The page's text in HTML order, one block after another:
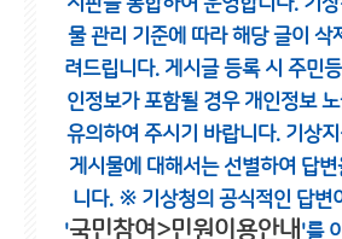
물 관리 기준에 따라 해당 글이 삭
려드립니다. 게시글 등록 시 주민
인정보가 포함될 경우 개인정보
유의하여 주시기 바랍니다. 기상
게시물에 대해서는 선별하여 답
니다. ※ 기상청의 공식적인 답변
'국민참여>민원이용안내 '를